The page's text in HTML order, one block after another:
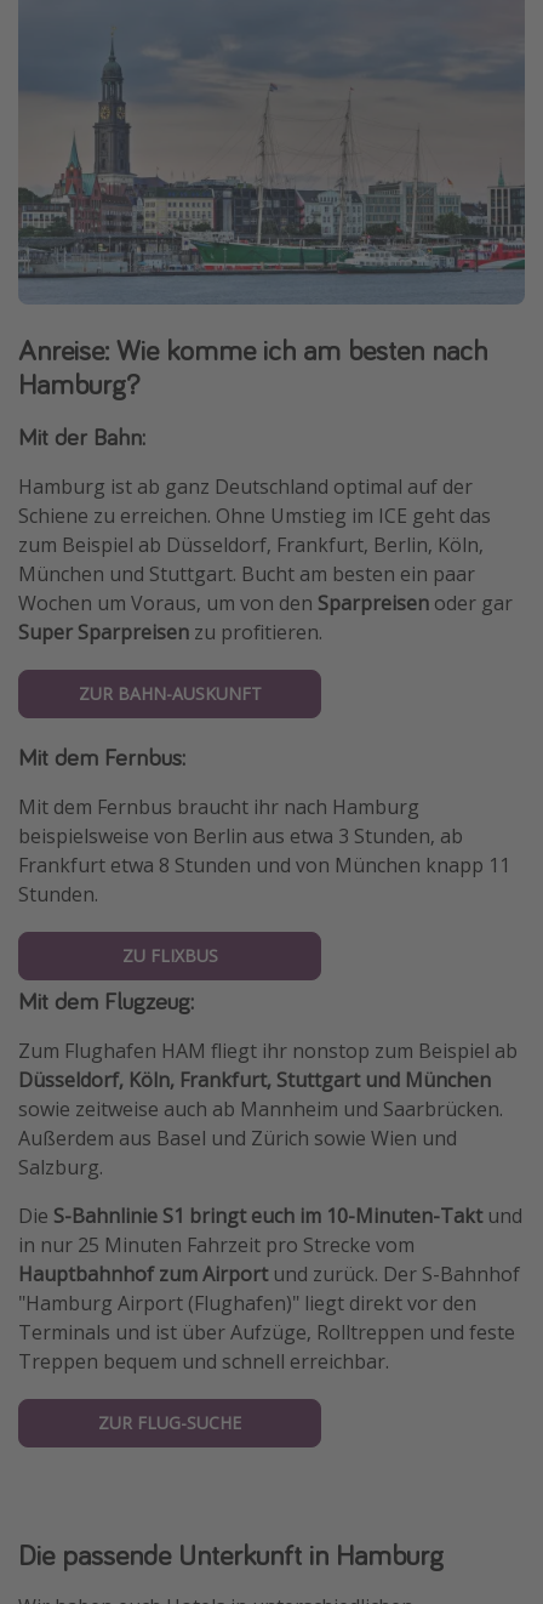
Anreise: Wie komme ich am besten nach
Hamburg?
Mit der Bahn:
Hamburg ist ab ganz Deutschland optimal auf der
Schiene zu erreichen. Ohne Umstieg im ICE geht das
zum Beispiel ab Düsseldorf, Frankfurt, Berlin, Köln,
München und Stuttgart. Bucht am besten ein paar
Wochen um Voraus, um von den Sparpreisen oder gar
Super Sparpreisen zu profitieren.
ZUR BAHN-AUSKUNFT
Mit dem Fernbus:
Mit dem Fernbus braucht ihr nach Hamburg
beispielsweise von Berlin aus etwa 3 Stunden, ab
Frankfurt etwa 8 Stunden und von München knapp 11
Stunden.
ZU FLIXBUS
Mit dem Flugzeug:
Zum Flughafen HAM fliegt ihr nonstop zum Beispiel ab
Düsseldorf, Köln, Frankfurt, Stuttgart und München
sowie zeitweise auch ab Mannheim und Saarbrücken.
Außerdem aus Basel und Zürich sowie Wien und
Salzburg.
Die S-Bahnlinie S1 bringt euch im 10-Minuten-Taktund
in nur 25 Minuten Fahrzeit pro Strecke vom
Hauptbahnhof zum Airportund zurück. Der S-Bahnhof
"Hamburg Airport (Flughafen)" liegt direkt vor den
Terminals und ist über Aufzüge, Rolltreppen und feste
Treppen bequem und schnell erreichbar.
ZUR FLUG-SUCHE
Die passende Unterkunft in Hamburg